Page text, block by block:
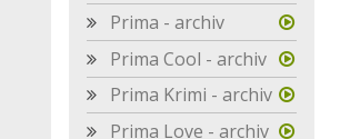
Prima - archiv
Prima Cool - archiv
Prima Krimi - archiv
Prima Love - archiv